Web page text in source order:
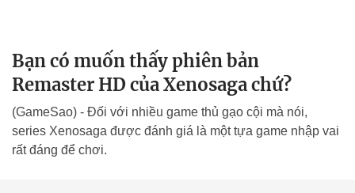
Bạn có muốn thấy phiên bản
Remaster HD của Xenosaga chứ?
(GameSao) - Đối với nhiều game thủ gạo cội mà nói,
series Xenosaga được đánh giá là một tựa game nhập vai
rất đáng để chơi.